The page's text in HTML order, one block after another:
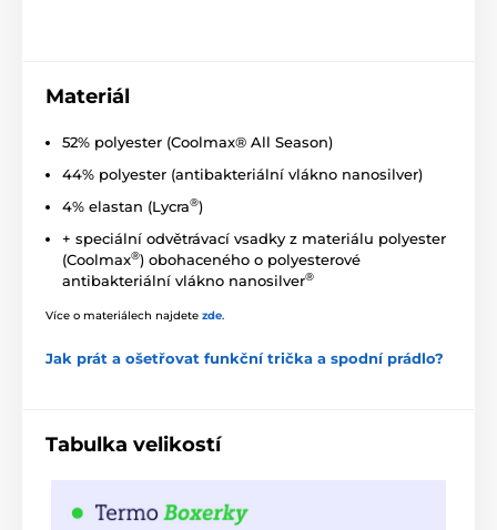
Materiál
52% polyester (Coolmax® All Season)
44% polyester (antibakteriální vlákno nanosilver)
4% elastan (Lycra®)
+ speciální odvětrávací vsadky z materiálu polyester
(Coolmax®) obohaceného o polyesterové
antibakteriální vlákno nanosilver®
Více o materiálech najdete zde.
Jak prát a ošetřovat funkční trička a spodní prádlo?
Tabulka velikostí